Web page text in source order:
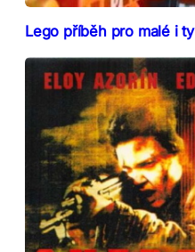
Lego příběh pro malé i